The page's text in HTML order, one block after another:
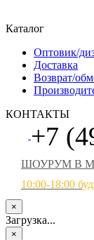
Каталог
Оптовик/
Доставка
Возврат/
КОНТАКТЫ
+7
ШОУРУМ В
10:00-18:00
×
Загрузка...
×